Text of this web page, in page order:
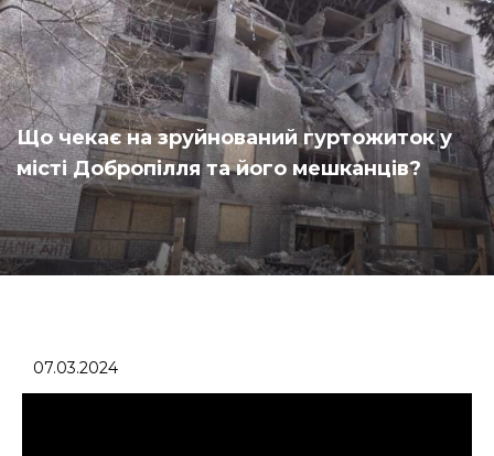
Що чекає на зруйнований гуртожиток у
місті Добропілля та його мешканців?
07.03.2024